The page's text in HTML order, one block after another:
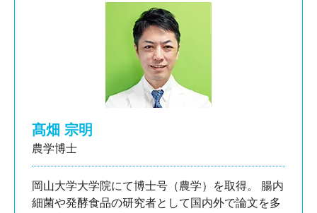
髙畑 宗明
農学博士
岡山大学大学院にて博士号（農学）を取得。 腸内
細菌や発酵食品の研究者として国内外で論文を多